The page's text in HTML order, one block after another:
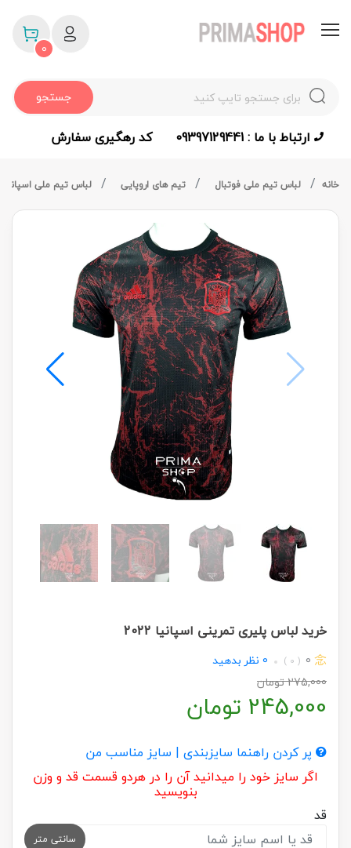
جستجو
0
ارتباط با ما : 09397129441 کد رهگیری سفارش
خانه لباس تیم ملی فوتبال تیم های اروپایی لباس تیم ملی اسپانیا
خرید لباس پلیری تمرینی اسپانیا 2022
0
( 0 )
0 نظر بدهید
275,000تومان
245,000 تومان
پر کردن راهنما سایزبندی | سایز مناسب من
اگر سایز خود را میدانید آن را در هردو قسمت قد و وزن
بنویسید
قد
سانتی متر